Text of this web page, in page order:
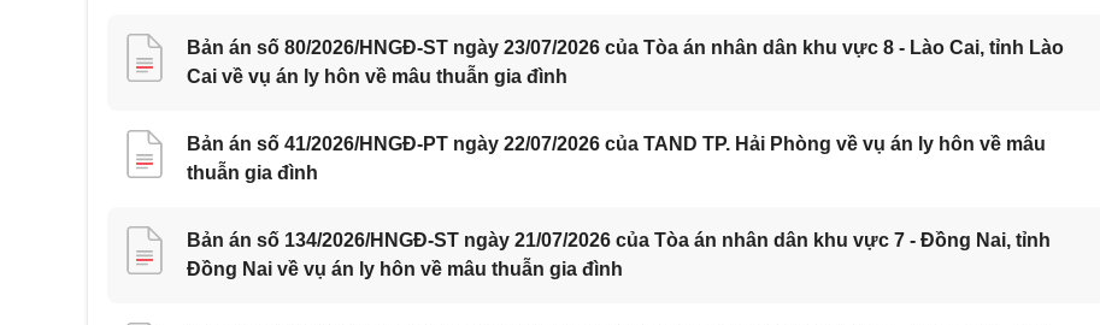
Bản án số 80/2026/HNGĐ-ST ngày 23/07/2026 của Tòa án nhân dân khu vực 8 - Lào Cai, tỉnh Lào
Cai về vụ án ly hôn về mâu thuẫn gia đình
Bản án số 41/2026/HNGĐ-PT ngày 22/07/2026 của TAND TP. Hải Phòng về vụ án ly hôn về mâu
thuẫn gia đình
Bản án số 134/2026/HNGĐ-ST ngày 21/07/2026 của Tòa án nhân dân khu vực 7 - Đồng Nai, tỉnh
Đồng Nai về vụ án ly hôn về mâu thuẫn gia đình